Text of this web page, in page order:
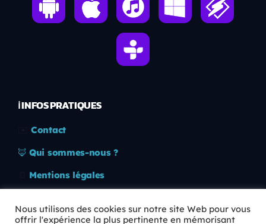
ℹ️ INFOS PRATIQUES
Contact
🦊 Qui sommes-nous ?
Mentions légales
🛡️ RGPD
Nous utilisons des cookies sur notre site Web pour vous
offrir l'expérience la plus pertinente en mémorisant